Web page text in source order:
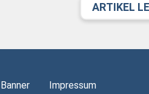
ARTIKEL
Banner Impressum